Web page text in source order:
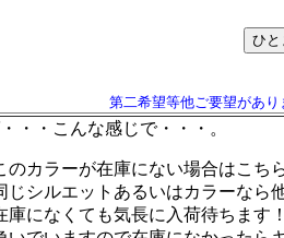
第二希望等他ご要望があ
・・こんな感じで・・・。
のカラーが在庫にない場合はこち
じシルエットあるいはカラーなら
庫になくても気長に入荷待ちます